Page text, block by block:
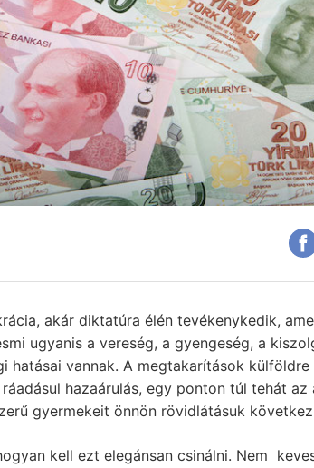
akár diktatúra élén tevékenykedik,
ugyanis a vereség, a gyengeség, a
vannak. A megtakarítások külföldre
hazaárulás, egy ponton túl tehát
gyermekeit önnön rövidlátásuk
kell ezt elegánsan csinálni. Nem